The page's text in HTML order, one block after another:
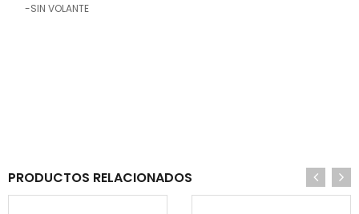
-SIN VOLANTE
PRODUCTOS RELACIONADOS